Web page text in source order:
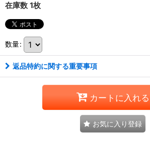
在庫数 1枚
数量:
返品特約に関する重要事項
カートに入れる
お気に入り登録